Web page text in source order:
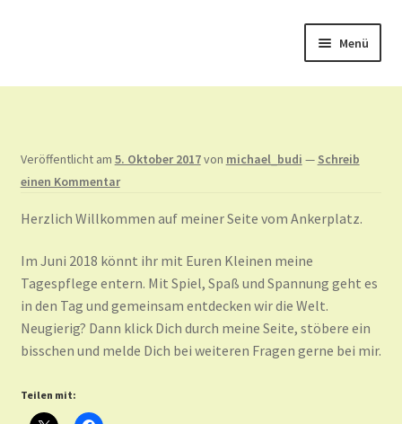
Menü
Startseite
Hier bin ich
Kontakt
Impressum
Veröffentlicht am 5. Oktober 2017von michael_budi — Schreib
einen Kommentar
Herzlich Willkommen auf meiner Seite vom Ankerplatz.
Im Juni 2018 könnt ihr mit Euren Kleinen meine
Tagespflege entern. Mit Spiel, Spaß und Spannung geht es
in den Tag und gemeinsam entdecken wir die Welt.
Neugierig? Dann klick Dich durch meine Seite, stöbere ein
bisschen und melde Dich bei weiteren Fragen gerne bei mir.
Teilen mit: